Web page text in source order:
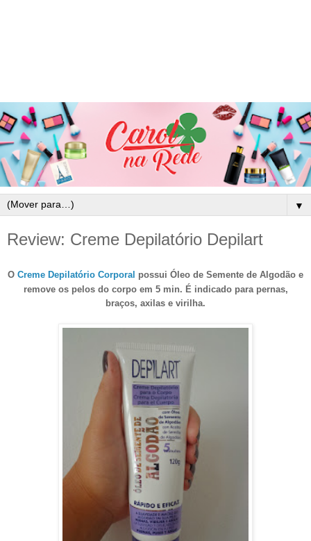
▼
Review: Creme Depilatório Depilart
O Creme Depilatório Corporal possui Óleo de Semente de Algodão e
remove os pelos do corpo em 5 min. É indicado para pernas,
braços, axilas e virilha.